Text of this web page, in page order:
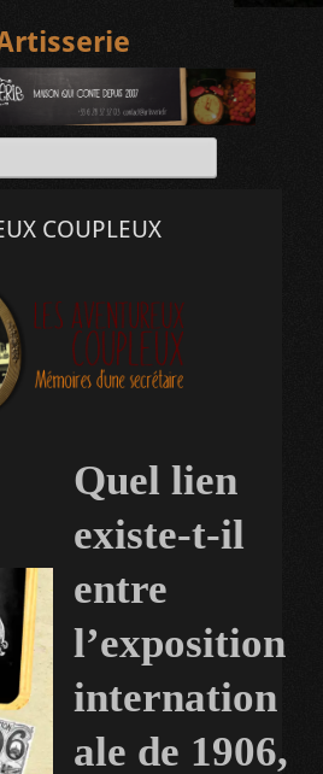
COUPLEUX
Quel lien
existe-t-il
entre
l’exposition
internation
ale de 1906,